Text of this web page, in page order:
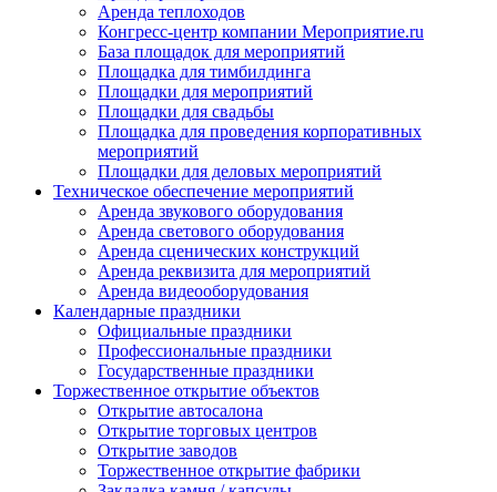
Аренда теплоходов
Конгресс-центр компании Мероприятие.ru
База площадок для мероприятий
Площадка для тимбилдинга
Площадки для мероприятий
Площадки для свадьбы
Площадка для проведения корпоративных
мероприятий
Площадки для деловых мероприятий
Техническое обеспечение мероприятий
Аренда звукового оборудования
Аренда светового оборудования
Аренда сценических конструкций
Аренда реквизита для мероприятий
Аренда видеооборудования
Календарные праздники
Официальные праздники
Профессиональные праздники
Государственные праздники
Торжественное открытие объектов
Открытие автосалона
Открытие торговых центров
Открытие заводов
Торжественное открытие фабрики